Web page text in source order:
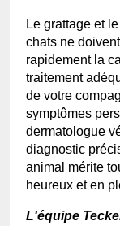
Le grattage et
chats ne
rapidement la
traitement
de votre
symptômes
dermatologue
diagnostic
animal mérite
heureux et en
L'équipe